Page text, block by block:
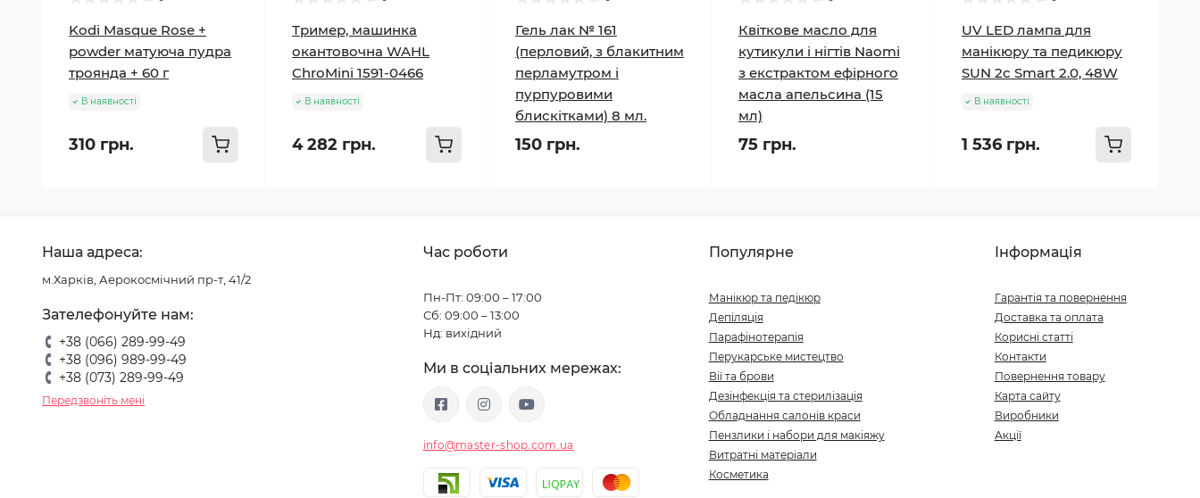
Kodi Masque Rose +
powder матуюча пудра
троянда + 60 г
В наявності
310 грн.
Тример, машинка
окантовочна WAHL
ChroMini 1591-0466
В наявності
4 282 грн.
Гель лак № 161
(перловий, з блакитним
перламутром і
пурпуровими
блискітками) 8 мл.
150 грн.
Квіткове масло для
кутикули і нігтів Naomi
з екстрактом ефірного
масла апельсина (15
мл)
75 грн.
UV LED лампа для
манікюру та педикюру
SUN 2c Smart 2.0, 48W
В наявності
1 536 грн.
Наша адреса:
м.Харків, Аерокосмічний пр-т, 41/2
Зателефонуйте нам:
+38 (066) 289-99-49
+38 (096) 989-99-49
+38 (073) 289-99-49
Передзвоніть мені
Час роботи
Пн-Пт: 09:00 – 17:00
Сб: 09:00 – 13:00
Нд: вихідний
Ми в соціальних мережах:
info@master-shop.com.ua
Популярне
Манікюр та педікюр
Депіляція
Парафінотерапія
Перукарське мистецтво
Вії та брови
Дезінфекція та стерилізація
Обладнання салонів краси
Пензлики і набори для макіяжу
Витратні матеріали
Косметика
Інформація
Гарантія та повернення
Доставка та оплата
Корисні статті
Контакти
Повернення товару
Карта сайту
Виробники
Акції